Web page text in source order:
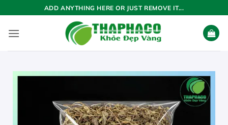
qua
nội
ADD ANYTHING HERE OR JUST REMOVE IT...